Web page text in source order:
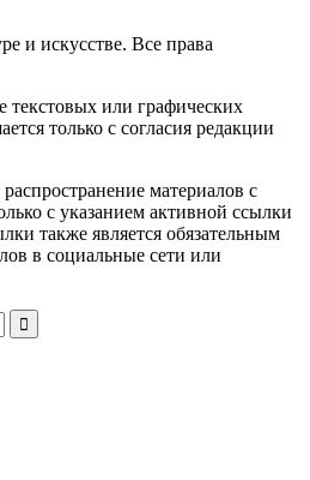
и искусстве. Все права
текстовых или графических
только c согласия редакции
материалов с
с указанием активной ссылки
также является обязательным
в социальные сети или